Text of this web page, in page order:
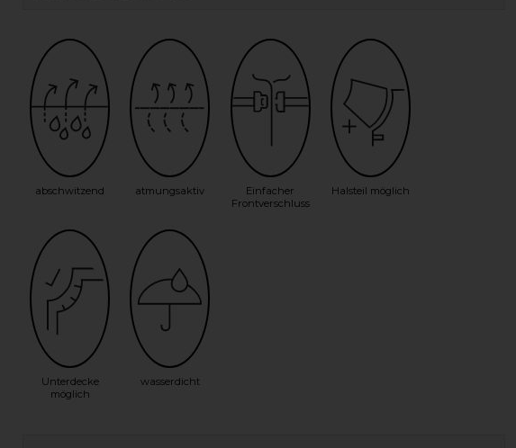
abschwitzend atmungsaktiv
Einfacher
Frontverschluss
Halsteil möglich
Unterdecke
möglich
wasserdicht